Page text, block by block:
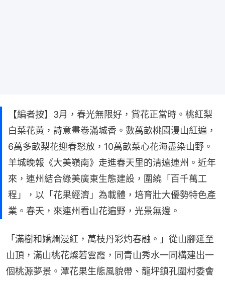
【編者按】3月，春光無限好，賞花正當時。桃紅梨
白菜花黃，詩意畫卷滿城香。數萬畝桃園漫山紅遍，
6萬多畝梨花迎春怒放，10萬畝菜心花海盡染山野。
羊城晚報《大美嶺南》走進春天里的清遠連州。近年
來，連州結合綠美廣東生態建設，圍繞「百千萬工
程」，以「花果經濟」為載體，培育壯大優勢特色產
業。春天，來連州看山花遍野，光景無邊。
「滿樹和嬌爛漫紅，萬枝丹彩灼春融。」從山腳延至
山頂，滿山桃花燦若雲霞，同青山秀水一同構建出一
個桃源夢景。潭花果生態風貌帶、龍坪鎮孔圍村委會